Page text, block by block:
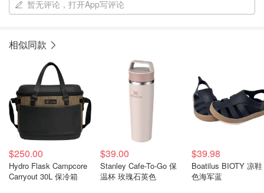
暂无评论，打开App写评论
相似同款
$250.00
Hydro Flask Campcore
Carryout 30L 保冷箱
$39.00
Stanley Cafe-To-Go 保
温杯 玫瑰石英色
$39.98
Boatilus BIOTY 凉
色海军蓝